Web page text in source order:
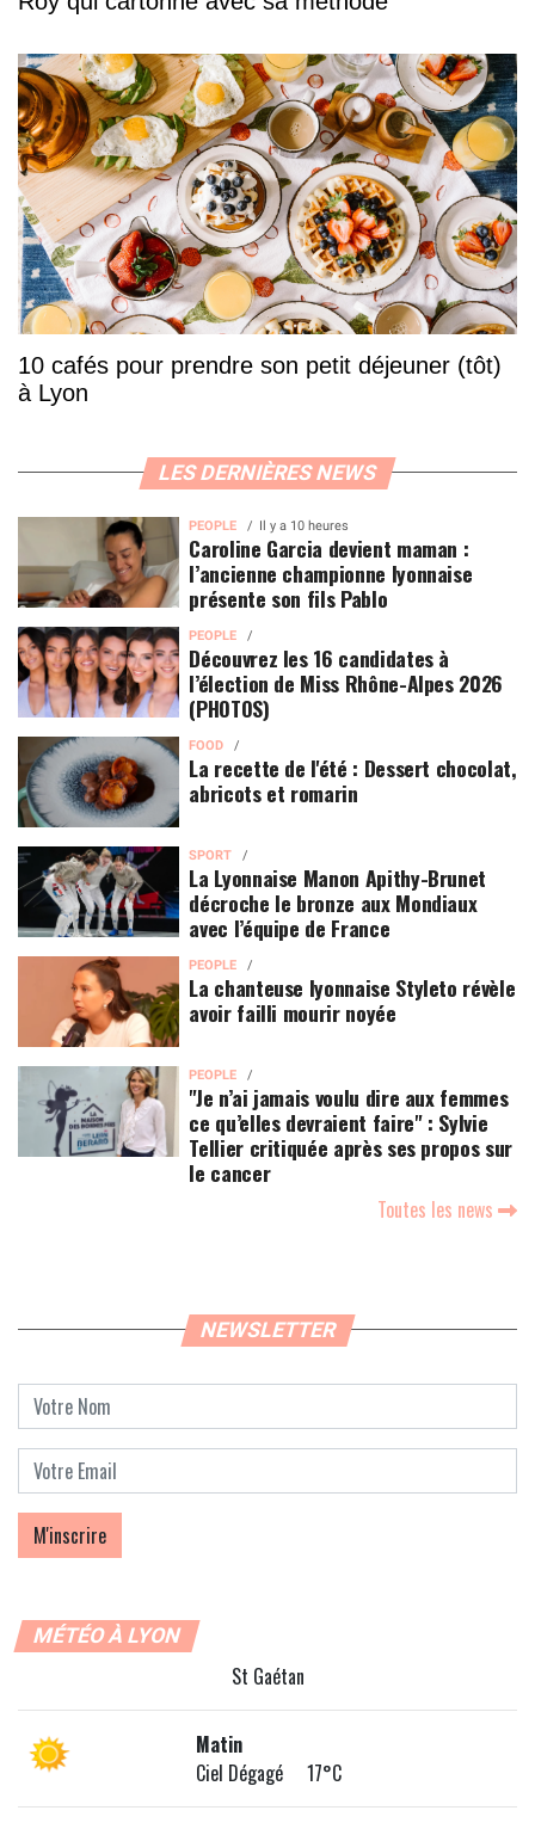
10 cafés pour prendre son petit déjeuner (tôt)
à Lyon
LES DERNIÈRES NEWS
PEOPLE Il y a 10 heures
Caroline Garcia devient maman :
l’ancienne championne lyonnaise
présente son fils Pablo
PEOPLE
Découvrez les 16 candidates à
l’élection de Miss Rhône-Alpes 2026
(PHOTOS)
FOOD
La recette de l'été : Dessert chocolat,
abricots et romarin
SPORT
La Lyonnaise Manon Apithy-Brunet
décroche le bronze aux Mondiaux
avec l’équipe de France
PEOPLE
La chanteuse lyonnaise Styleto révèle
avoir failli mourir noyée
PEOPLE
"Je n’ai jamais voulu dire aux femmes
ce qu’elles devraient faire" : Sylvie
Tellier critiquée après ses propos sur
le cancer
Toutes les news
NEWSLETTER
MÉTÉO À LYON
St Gaétan
Matin
Ciel Dégagé 17°C